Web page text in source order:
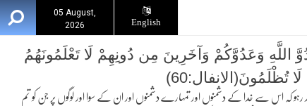
05 August,
2026
English
وَعَدُوَّكُمْ وَآخَرِينَ مِن دُونِهِمْ لَا تَعْلَمُونَهُمُ
سے خدا کے دشمنوں اور تمہارے دشمنوں اور ان کے سوا اور لوگوں پر جن کو تم